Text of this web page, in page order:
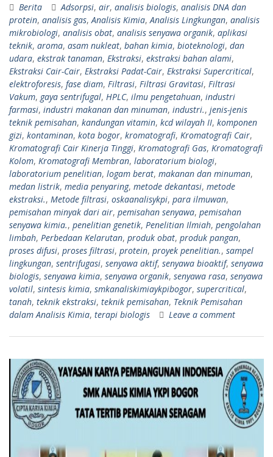
Berita Adsorpsi, air, analisis biologis, analisis DNA dan
protein, analisis gas, Analisis Kimia, Analisis Lingkungan, analisis
mikrobiologi, analisis obat, analisis senyawa organik, aplikasi
teknik, aroma, asam nukleat, bahan kimia, bioteknologi, dan
udara, ekstrak tanaman, Ekstraksi, ekstraksi bahan alami,
Ekstraksi Cair-Cair, Ekstraksi Padat-Cair, Ekstraksi Supercritical,
elektroforesis, fase diam, Filtrasi, Filtrasi Gravitasi, Filtrasi
Vakum, gaya sentrifugal, HPLC, ilmu pengetahuan, industri
farmasi, industri makanan dan minuman, industri., jenis-jenis
teknik pemisahan, kandungan vitamin, kcd wilayah II, komponen
gizi, kontaminan, kota bogor, kromatografi, Kromatografi Cair,
Kromatografi Cair Kinerja Tinggi, Kromatografi Gas, Kromatografi
Kolom, Kromatografi Membran, laboratorium biologi,
laboratorium penelitian, logam berat, makanan dan minuman,
medan listrik, media penyaring, metode dekantasi, metode
ekstraksi., Metode filtrasi, oskaanalisykpi, para ilmuwan,
pemisahan minyak dari air, pemisahan senyawa, pemisahan
senyawa kimia., penelitian genetik, Penelitian Ilmiah, pengolahan
limbah, Perbedaan Kelarutan, produk obat, produk pangan,
proses difusi, proses filtrasi, protein, proyek penelitian., sampel
lingkungan, sentrifugasi, senyawa aktif, senyawa bioaktif, senyawa
biologis, senyawa kimia, senyawa organik, senyawa rasa, senyawa
volatil, sintesis kimia, smkanaliskimiaykpibogor, supercritical,
tanah, teknik ekstraksi, teknik pemisahan, Teknik Pemisahan
dalam Analisis Kimia, terapi biologis Leave a comment